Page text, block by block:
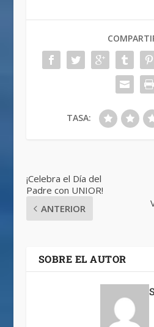
TASA:
¡Celebra el Día del
Padre con UNIOR!
ANTERIOR
SOBRE EL AUTOR